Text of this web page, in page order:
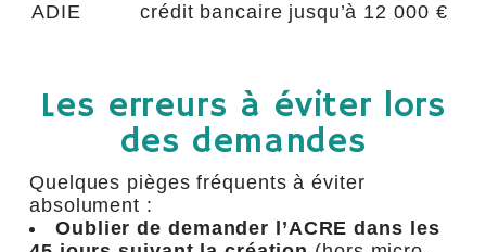
ADIE
crédit bancaire jusqu’à 12 000 €
Les erreurs à éviter lors
des demandes
Quelques pièges fréquents à éviter
absolument :
Oublier de demander l’ACRE dans les